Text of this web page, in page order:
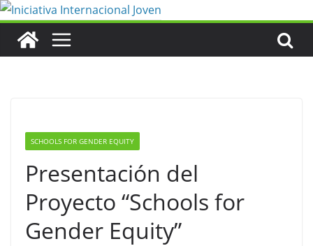
Saltar
contenido
SCHOOLS FOR GENDER EQUITY
Presentación del
Proyecto “Schools for
Gender Equity”